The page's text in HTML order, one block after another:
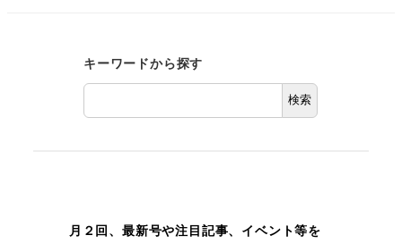
キーワードから探す
検索
月２回、最新号や注目記事、イベント等を